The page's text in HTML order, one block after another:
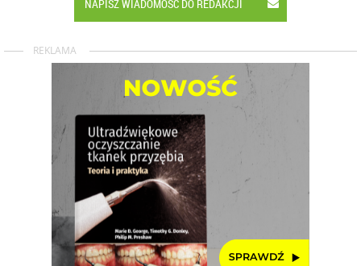
NAPISZ WIADOMOŚĆ DO REDAKCJI
REKLAMA